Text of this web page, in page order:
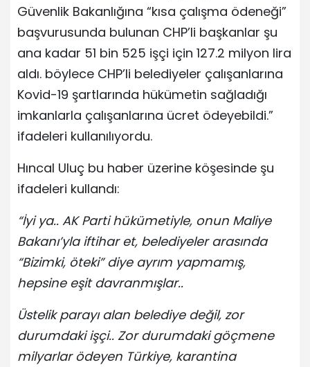
Güvenlik Bakanlığına “kısa çalışma ödeneği”
başvurusunda bulunan CHP’li başkanlar şu
ana kadar 51 bin 525 işçi için 127.2 milyon lira
aldı. böylece CHP’li belediyeler çalışanlarına
Kovid-19 şartlarında hükümetin sağladığı
imkanlarla çalışanlarına ücret ödeyebildi.”
ifadeleri kullanılıyordu.
Hıncal Uluç bu haber üzerine köşesinde şu
ifadeleri kullandı:
“İyi ya.. AK Parti hükümetiyle, onun Maliye
Bakanı’yla iftihar et, belediyeler arasında
“Bizimki, öteki” diye ayrım yapmamış,
hepsine eşit davranmışlar..
Üstelik parayı alan belediye değil, zor
durumdaki işçi.. Zor durumdaki göçmene
milyarlar ödeyen Türkiye, karantina